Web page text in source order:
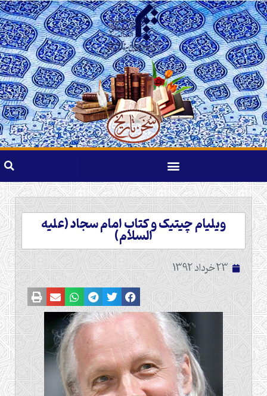
ویلیام چیتیک و کتاب امام سجاد (علیه
السلام)
23 خرداد 1392